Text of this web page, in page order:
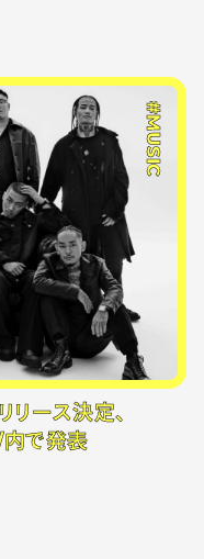
#MUSIC
リース決定、
内で発表